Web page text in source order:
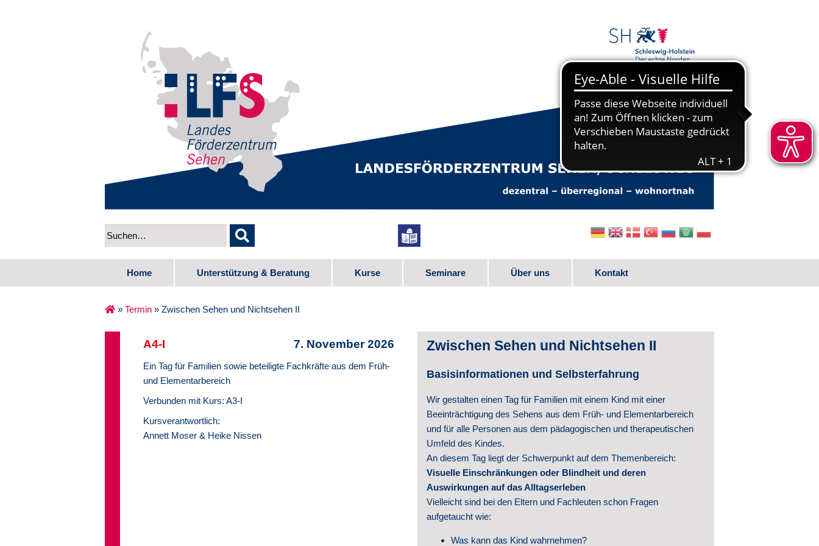
Home Unterstützung & Beratung
Übergang Schule Beruf
Medienzentrum
Kurse Seminare Über uns
Downloads
Partner
Schul­entwicklung
Geschichte
Kontakt
» Termin » Zwischen Sehen und Nichtsehen II
7. November 2026
A4-I
Ein Tag für Familien sowie beteiligte Fachkräfte aus dem Früh-
und Elementarbereich
Verbunden mit Kurs: A3-I
Kursverantwortlich:
Annett Moser & Heike Nissen
Zwischen Sehen und Nichtsehen II
Basisinformationen und Selbsterfahrung
Wir gestalten einen Tag für Familien mit einem Kind mit einer
Beeinträchtigung des Sehens aus dem Früh- und Elementarbereich
und für alle Personen aus dem pädagogischen und therapeutischen
Umfeld des Kindes.
An diesem Tag liegt der Schwerpunkt auf dem Themenbereich:
Visuelle Einschränkungen oder Blindheit und deren
Auswirkungen auf das Alltagserleben
Vielleicht sind bei den Eltern und Fachleuten schon Fragen
aufgetaucht wie:
Was kann das Kind wahrnehmen?